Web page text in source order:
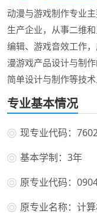
动漫与游戏制作专业
生产企业，从事二维
编辑、游戏音效工作
漫游戏产品设计与制
简单设计与制作等技术
专业基本情况
现专业代码：
基本学制：3年
原专业代码：
原专业名称：计